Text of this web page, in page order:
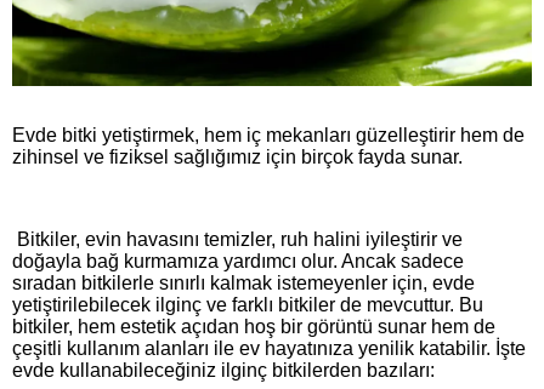
Evde bitki yetiştirmek, hem iç mekanları güzelleştirir hem de
zihinsel ve fiziksel sağlığımız için birçok fayda sunar.
Bitkiler, evin havasını temizler, ruh halini iyileştirir ve
doğayla bağ kurmamıza yardımcı olur. Ancak sadece
sıradan bitkilerle sınırlı kalmak istemeyenler için, evde
yetiştirilebilecek ilginç ve farklı bitkiler de mevcuttur. Bu
bitkiler, hem estetik açıdan hoş bir görüntü sunar hem de
çeşitli kullanım alanları ile ev hayatınıza yenilik katabilir. İşte
evde kullanabileceğiniz ilginç bitkilerden bazıları: